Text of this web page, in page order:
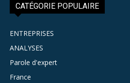
CATÉGORIE POPULAIRE
ENTREPRISES
ANALYSES
Parole d'expert
France